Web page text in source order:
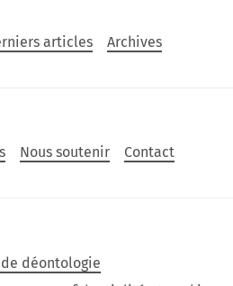
articles
Archives
Nous soutenir
Contact
déontologie